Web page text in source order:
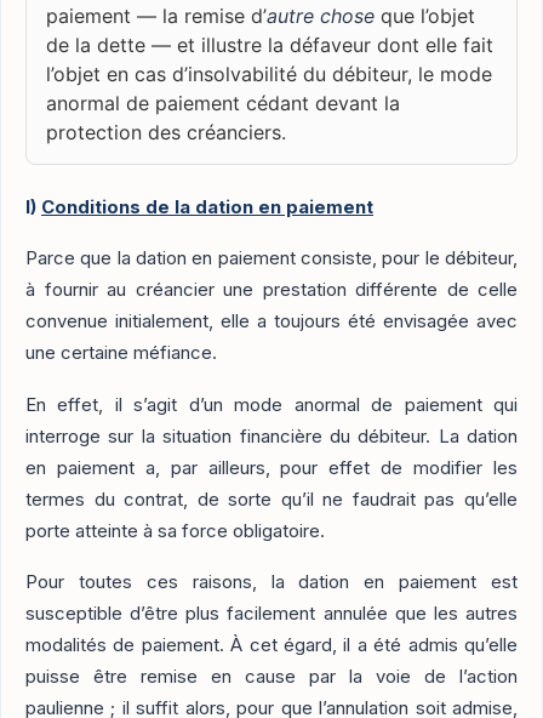
paiement — la remise d’autre chose que l’objet
de la dette — et illustre la défaveur dont elle fait
l’objet en cas d’insolvabilité du débiteur, le mode
anormal de paiement cédant devant la
protection des créanciers.
I) Conditions de la dation en paiement
Parce que la dation en paiement consiste, pour le débiteur,
à fournir au créancier une prestation différente de celle
convenue initialement, elle a toujours été envisagée avec
une certaine méfiance.
En effet, il s’agit d’un mode anormal de paiement qui
interroge sur la situation financière du débiteur. La dation
en paiement a, par ailleurs, pour effet de modifier les
termes du contrat, de sorte qu’il ne faudrait pas qu’elle
porte atteinte à sa force obligatoire.
Pour toutes ces raisons, la dation en paiement est
susceptible d’être plus facilement annulée que les autres
modalités de paiement. À cet égard, il a été admis qu’elle
puisse être remise en cause par la voie de l’action
paulienne ; il suffit alors, pour que l’annulation soit admise,